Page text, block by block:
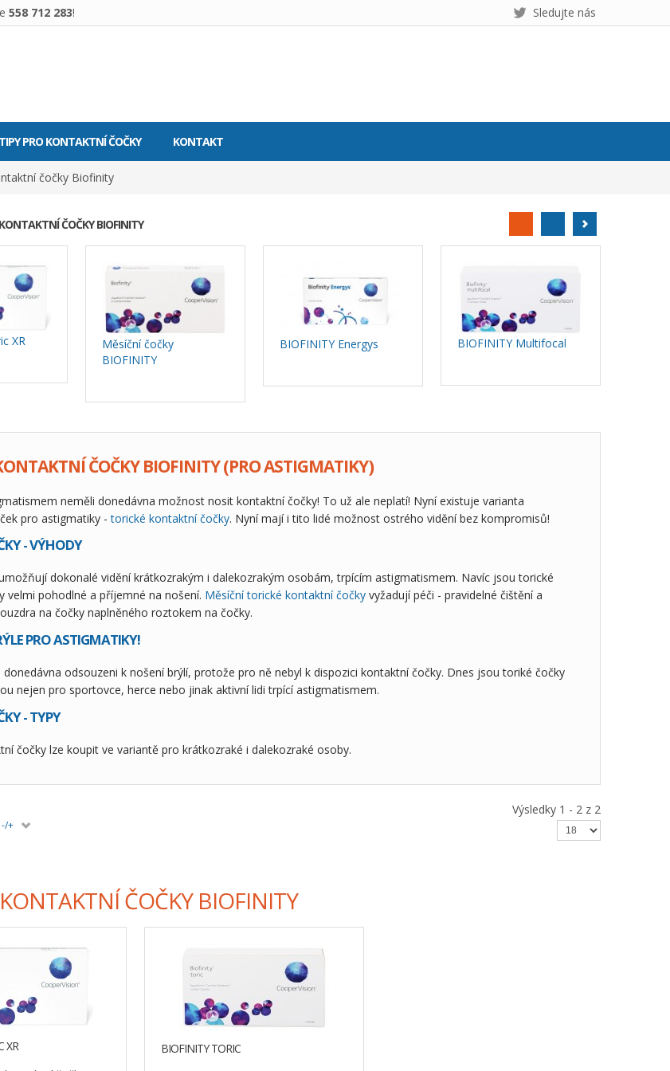
558 712 283! Sledujte nás
TIPY PRO KONTAKTNÍ ČOČKY KONTAKT
čočky Biofinity
ČOČKY BIOFINITY
XR
Měsíční čočky
BIOFINITY
BIOFINITY Energys BIOFINITY Multifocal
ČOČKY BIOFINITY (PRO ASTIGMATIKY)
neměli donedávna možnost nosit kontaktní čočky! To už ale neplatí! Nyní existuje varianta
pro astigmatiky -torické kontaktní čočky. Nyní mají i tito lidé možnost ostrého vidění bez kompromisů!
- VÝHODY
dokonalé vidění krátkozrakým i dalekozrakým osobám, trpícím astigmatismem. Navíc jsou torické
velmi pohodlné a příjemné na nošení. Měsíční torické kontaktní čočky vyžadují péči - pravidelné čištění a
na čočky naplněného roztokem na čočky.
PRO ASTIGMATIKY!
donedávna odsouzeni k nošení brýlí, protože pro ně nebyl k dispozici kontaktní čočky. Dnes jsou toriké čočky
nejen pro sportovce, herce nebo jinak aktivní lidi trpící astigmatismem.
- TYPY
čočky lze koupit ve variantě pro krátkozraké i dalekozraké osoby.
+
Výsledky 1 - 2 z 2
ČOČKY BIOFINITY
XR
BIOFINITY TORIC